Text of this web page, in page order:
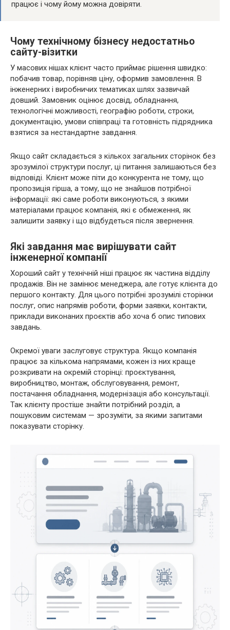
працює і чому йому можна довіряти.
Чому технічному бізнесу недостатньо
сайту-візитки
У масових нішах клієнт часто приймає рішення швидко:
побачив товар, порівняв ціну, оформив замовлення. В
інженерних і виробничих тематиках шлях зазвичай
довший. Замовник оцінює досвід, обладнання,
технологічні можливості, географію роботи, строки,
документацію, умови співпраці та готовність підрядника
взятися за нестандартне завдання.
Якщо сайт складається з кількох загальних сторінок без
зрозумілої структури послуг, ці питання залишаються без
відповіді. Клієнт може піти до конкурента не тому, що
пропозиція гірша, а тому, що не знайшов потрібної
інформації: які саме роботи виконуються, з якими
матеріалами працює компанія, які є обмеження, як
залишити заявку і що відбудеться після звернення.
Які завдання має вирішувати сайт
інженерної компанії
Хороший сайт у технічній ніші працює як частина відділу
продажів. Він не замінює менеджера, але готує клієнта до
першого контакту. Для цього потрібні зрозумілі сторінки
послуг, опис напрямів роботи, форми заявки, контакти,
приклади виконаних проєктів або хоча б опис типових
завдань.
Окремої уваги заслуговує структура. Якщо компанія
працює за кількома напрямами, кожен із них краще
розкривати на окремій сторінці: проєктування,
виробництво, монтаж, обслуговування, ремонт,
постачання обладнання, модернізація або консультації.
Так клієнту простіше знайти потрібний розділ, а
пошуковим системам — зрозуміти, за якими запитами
показувати сторінку.